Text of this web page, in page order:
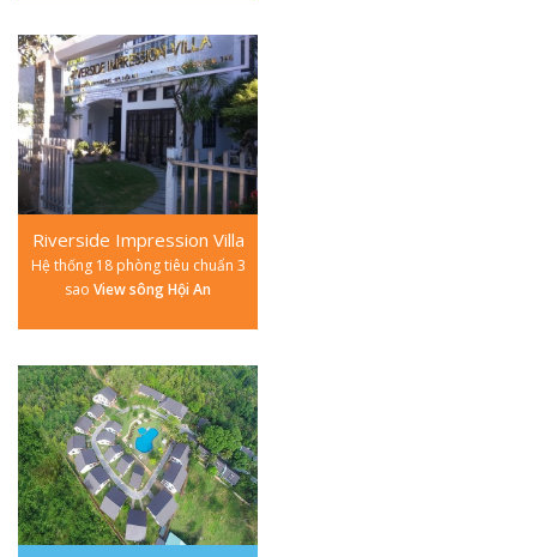
Riverside Impression Villa
Hệ thống 18 phòng tiêu chuẩn 3
sao View sông Hội An